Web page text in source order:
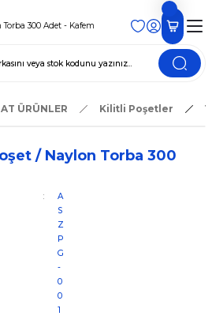
ÜRÜNLER Kilitli Poşetler
/ Naylon Torba 300
A
S
Z
P
G
-
0
0
1